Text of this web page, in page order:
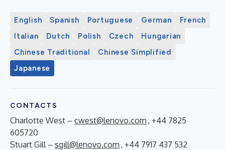
English Spanish Portuguese German
French
Italian
Dutch Polish Czech
Hungarian
Chinese Traditional
Chinese Simplified
Japanese
CONTACTS
Charlotte West – cwest@lenovo.com , +44 7825
605720
Stuart Gill – sgill@lenovo.com , +44 7917 437 532